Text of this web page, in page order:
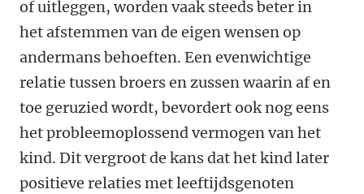
of uitleggen, worden vaak steeds beter in
het afstemmen van de eigen wensen op
andermans behoeften. Een evenwichtige
relatie tussen broers en zussen waarin af en
toe geruzied wordt, bevordert ook nog eens
het probleemoplossend vermogen van het
kind. Dit vergroot de kans dat het kind later
positieve relaties met leeftijdsgenoten